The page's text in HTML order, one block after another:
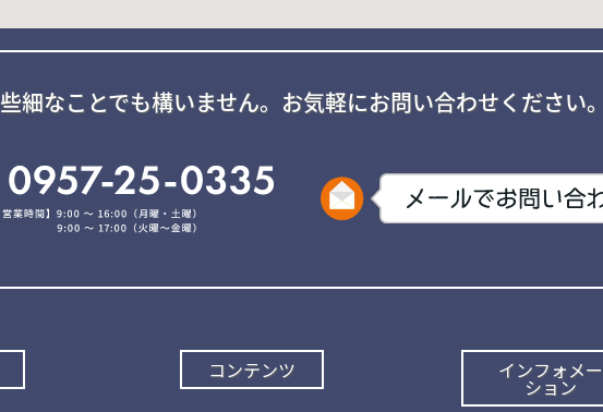
些細なことでも構いません。 お気軽にお問い合わせください。
コンテンツ インフォメー
ション